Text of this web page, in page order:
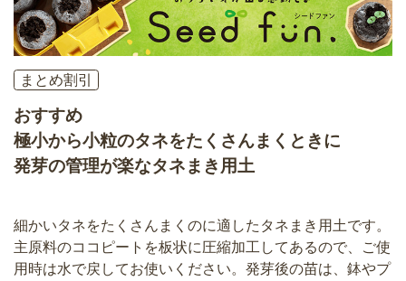
まとめ割引
おすすめ
極小から小粒のタネをたくさんまくときに
発芽の管理が楽なタネまき用土
細かいタネをたくさんまくのに適したタネまき用土です。
主原料のココピートを板状に圧縮加工してあるので、ご使
用時は水で戻してお使いください。発芽後の苗は、鉢やプ